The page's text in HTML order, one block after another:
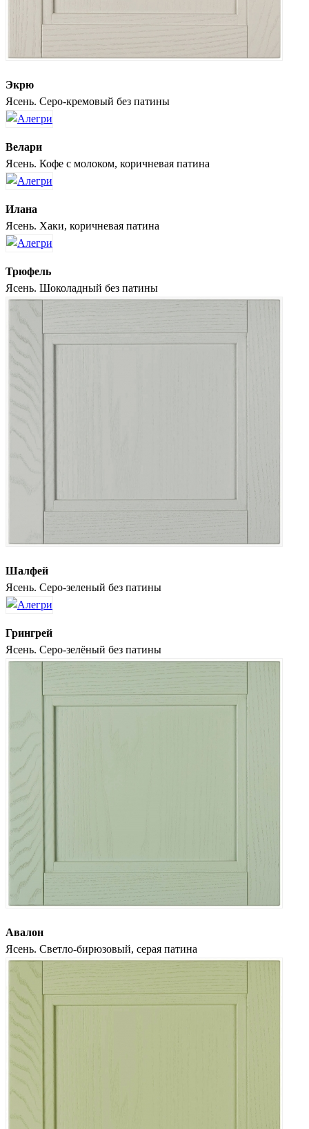
Экрю
Ясень. Серо-кремовый без патины
Велари
Ясень. Кофе с молоком, коричневая патина
Илана
Ясень. Хаки, коричневая патина
Трюфель
Ясень. Шоколадный без патины
Шалфей
Ясень. Серо-зеленый без патины
Грингрей
Ясень. Серо-зелёный без патины
Авалон
Ясень. Светло-бирюзовый, серая патина